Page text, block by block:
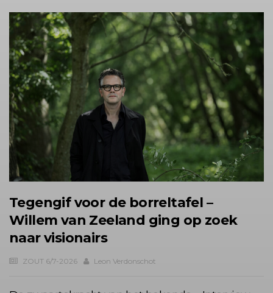
Tegengif voor de borreltafel –
Willem van Zeeland ging op zoek
naar visionairs
ZOUT 6/7-2026 Leon Verdonschot